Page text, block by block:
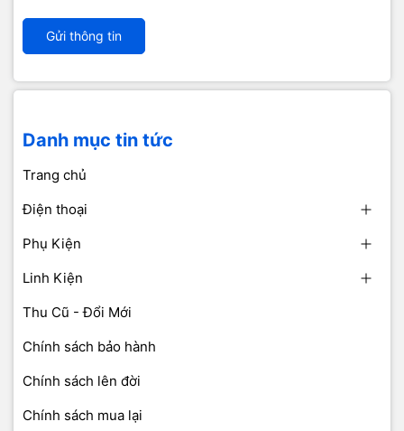
Gửi thông tin
Danh mục tin tức
Trang chủ
Điện thoại
Phụ Kiện
Linh Kiện
Thu Cũ - Đổi Mới
Chính sách bảo hành
Chính sách lên đời
Chính sách mua lại